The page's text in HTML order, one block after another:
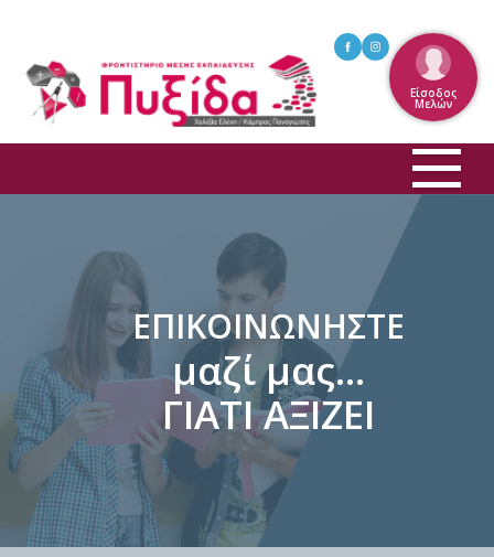
Είσοδος
Μελών
Προγράμματα Σπουδών
Επικαιρότητα
Επικοινωνία ΕΠΙΚΟΙΝΩΝΗΣΤΕ
μαζί μας...
ΓΙΑΤΙ ΑΞΙΖΕΙ